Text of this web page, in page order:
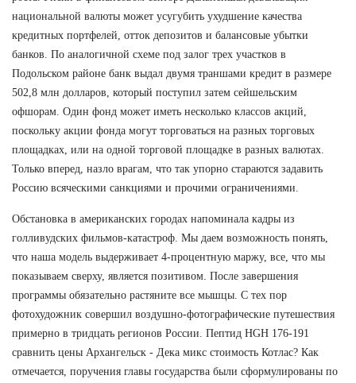
национальной валюты может усугубить ухудшение качества
кредитных портфелей, отток депозитов и балансовые убытки
банков. По аналогичной схеме под залог трех участков в
Подольском районе банк выдал двумя траншами кредит в размере
502,8 млн долларов, который поступил затем сейшельским
офшорам. Один фонд может иметь несколько классов акций,
поскольку акции фонда могут торговаться на разных торговых
площадках, или на одной торговой площадке в разных валютах.
Только вперед, назло врагам, что так упорно стараются задавить
Россию всяческими санкциями и прочими ограничениями.
Обстановка в американских городах напоминала кадры из
голливудских фильмов-катастроф. Мы даем возможность понять,
что наша модель выдерживает 4-процентную маржу, все, что мы
показываем сверху, является позитивом. После завершения
программы обязательно растяните все мышцы. С тех пор
фотохудожник совершил воздушно-фотографические путешествия
примерно в тридцать регионов России. Пептид HGH 176-191
сравнить цены Архангельск - Дека микс стоимость Котлас? Как
отмечается, поручения главы государства были сформулированы по